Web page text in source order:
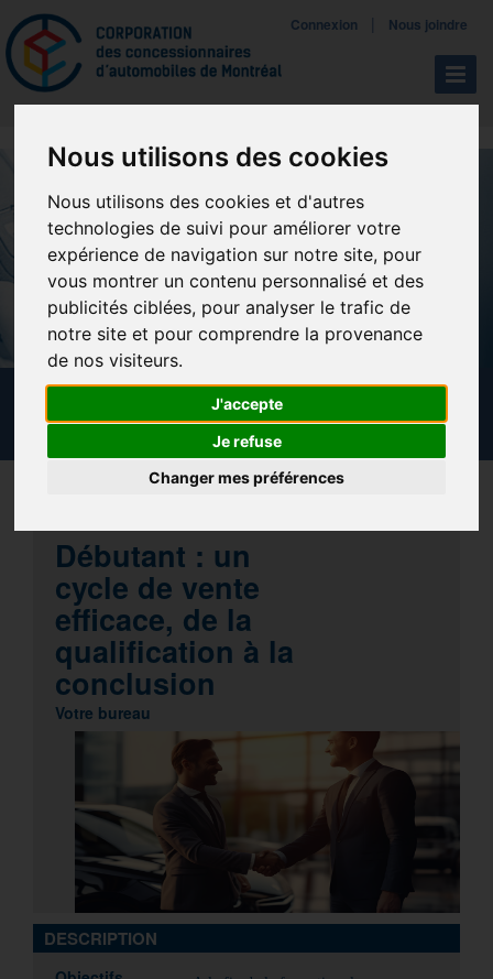
Nous utilisons des cookies
Nous utilisons des cookies et d'autres
technologies de suivi pour améliorer votre
expérience de navigation sur notre site, pour
vous montrer un contenu personnalisé et des
publicités ciblées, pour analyser le trafic de
notre site et pour comprendre la provenance
de nos visiteurs.
J'accepte
Je refuse
Changer mes préférences
Mettreà jour vos préférences de témoins
Connexion Nous joindre
CALENDRIER DES FORMATIONS
Débutant : un
cycle de vente
efficace, de la
qualification à la
conclusion
Votre bureau
DESCRIPTION